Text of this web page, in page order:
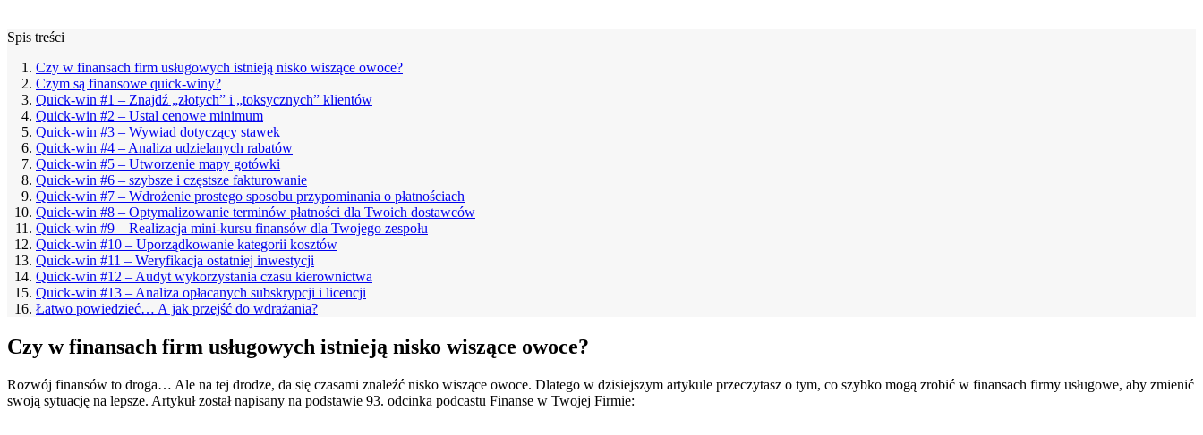
Spis treści
Czy w finansach firm usługowych istnieją nisko wiszące owoce?
Czym są finansowe quick-winy?
Quick-win #1 – Znajdź „złotych” i „toksycznych” klientów
Quick-win #2 – Ustal cenowe minimum
Quick-win #3 – Wywiad dotyczący stawek
Quick-win #4 – Analiza udzielanych rabatów
Quick-win #5 – Utworzenie mapy gotówki
Quick-win #6 – szybsze i częstsze fakturowanie
Quick-win #7 – Wdrożenie prostego sposobu przypominania o płatnościach
Quick-win #8 – Optymalizowanie terminów płatności dla Twoich dostawców
Quick-win #9 – Realizacja mini-kursu finansów dla Twojego zespołu
Quick-win #10 – Uporządkowanie kategorii kosztów
Quick-win #11 – Weryfikacja ostatniej inwestycji
Quick-win #12 – Audyt wykorzystania czasu kierownictwa
Quick-win #13 – Analiza opłacanych subskrypcji i licencji
Łatwo powiedzieć… A jak przejść do wdrażania?
Czy w finansach firm usługowych istnieją nisko wiszące owoce?
Rozwój finansów to droga… Ale na tej drodze, da się czasami znaleźć nisko wiszące owoce. Dlatego w dzisiejszym artykule przeczytasz o tym, co szybko mogą zrobić w finansach firmy usługowe, aby zmienić
swoją sytuację na lepsze. Artykuł został napisany na podstawie 93. odcinka podcastu Finanse w Twojej Firmie: